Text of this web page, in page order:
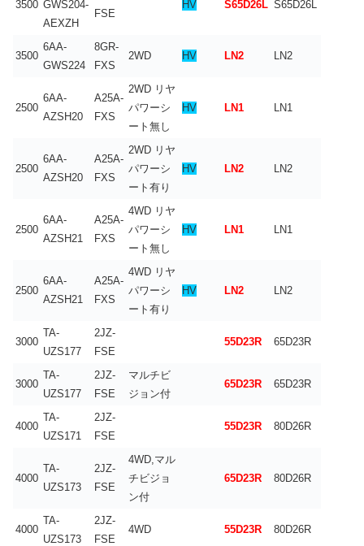
3500 GWS204-
AEXZH
FSE
HV S65D26L S65D26L
3500
6AA-
GWS224
8GR-
FXS
2WD HV LN2 LN2
2500
6AA-
AZSH20
A25A-
FXS
2WD リヤ
パワーシ
ート無し
HV LN1 LN1
2500
6AA-
AZSH20
A25A-
FXS
2WD リヤ
パワーシ
ート有り
HV LN2 LN2
2500
6AA-
AZSH21
A25A-
FXS
4WD リヤ
パワーシ
ート無し
HV LN1 LN1
2500
6AA-
AZSH21
A25A-
FXS
4WD リヤ
パワーシ
ート有り
HV LN2 LN2
3000
TA-
UZS177
2JZ-
FSE
55D23R 65D23R
3000
TA-
UZS177
2JZ-
FSE
マルチビ
ジョン付
65D23R 65D23R
4000
TA-
UZS171
2JZ-
FSE
55D23R 80D26R
4000
TA-
UZS173
2JZ-
FSE
4WD,マル
チビジョ
ン付
65D23R 80D26R
4000
TA-
UZS173
2JZ-
FSE
4WD 55D23R 80D26R